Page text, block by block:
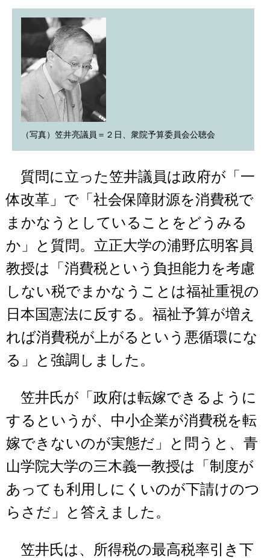
（写真）笠井亮議員＝２日、衆院予算委員会公聴会
質問に立った笠井議員は政府が「一
体改革」で「社会保障財源を消費税で
まかなうとしていることをどうみる
か」と質問。立正大学の浦野広明客員
教授は「消費税という負担能力を考慮
しない税でまかなうことは福祉重視の
日本国憲法に反する。福祉予算が増え
れば消費税が上がるという悪循環にな
る」と強調しました。
笠井氏が「政府は転嫁できるように
するというが、中小企業が消費税を転
嫁できないのが実態だ」と問うと、青
山学院大学の三木義一教授は「制度が
あっても利用しにくいのが下請けのつ
らさだ」と答えました。
笠井氏は、所得税の最高税率引き下